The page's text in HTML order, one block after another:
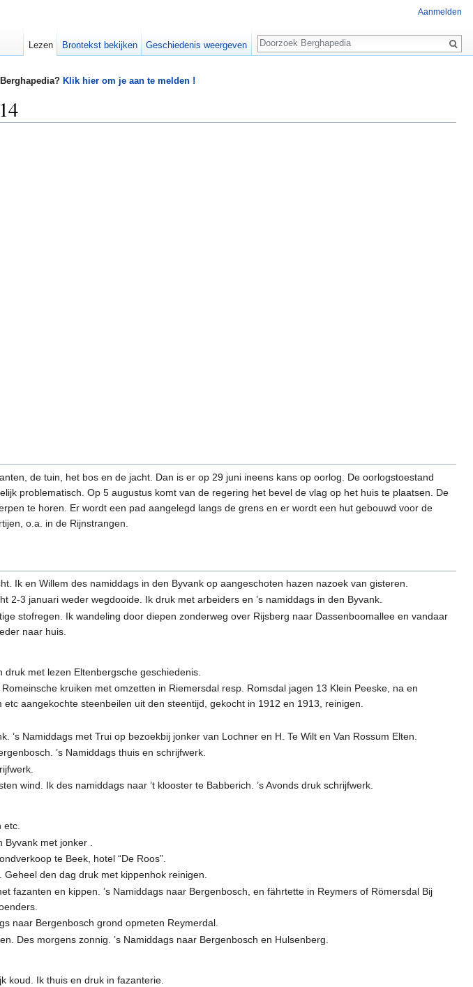
Klik hier om je aan te melden !
de tuin, het bos en de jacht. Dan is er op 29 juni ineens kans op oorlog. De oorlogstoestand
problematisch. Op 5 augustus komt van de regering het bevel de vlag op het huis te plaatsen. De
te horen. Er wordt een pad aangelegd langs de grens en er wordt een hut gebouwd voor de
o.a. in de Rijnstrangen.
Ik en Willem des namiddags in den Byvank op aangeschoten hazen nazoek van gisteren.
2-3 januari weder wegdooide. Ik druk met arbeiders en ’s namiddags in den Byvank.
stofregen. Ik wandeling door diepen zonderweg over Rijsberg naar Dassenboomallee en vandaar
naar huis.
met lezen Eltenbergsche geschiedenis.
kruiken met omzetten in Riemersdal resp. Romsdal jagen 13 Klein Peeske, na en
aangekochte steenbeilen uit den steentijd, gekocht in 1912 en 1913, reinigen.
Namiddags met Trui op bezoekbij jonker van Lochner en H. Te Wilt en Van Rossum Elten.
’s Namiddags thuis en schrijfwerk.
wind. Ik des namiddags naar ’t klooster te Babberich. ’s Avonds druk schrijfwerk.
met jonker .
te Beek, hotel “De Roos”.
den dag druk met kippenhok reinigen.
fazanten en kippen. ’s Namiddags naar Bergenbosch, en fährtette in Reymers of Römersdal Bij
naar Bergenbosch grond opmeten Reymerdal.
Des morgens zonnig. ’s Namiddags naar Bergenbosch en Hulsenberg.
koud. Ik thuis en druk in fazanterie.
Aanmelden
Lezen Brontekst bekijken Geschiedenis weergeven
Zoeken